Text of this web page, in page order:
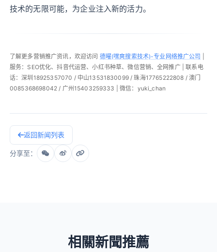
技术的无限可能，为企业注入新的活力。
了解更多营销推广资讯，欢迎访问 德曜(嘿爽搜索技术)-专业网络推广公司
服务：SEO优化、抖音代运营、小红书种草、微信营销、全网推广 | 联系电
话：深圳18925357070 / 中山13531830099 / 珠海17765222808 / 澳门
0085368698042 / 广州15403259333 | 微信：yuki_chan
返回新闻列表
分享至：
相關新聞推薦